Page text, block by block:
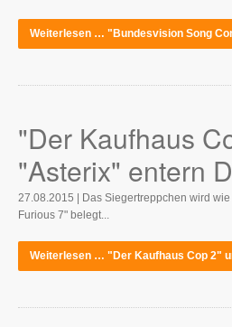
Weiterlesen … "Bundesvision Song
"Der Kaufhaus
"Asterix" entern
27.08.2015 | Das Siegertreppchen wird
Furious 7" belegt...
Weiterlesen … "Der Kaufhaus Cop 2"